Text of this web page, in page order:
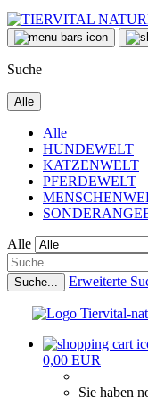
Suche
Alle
Alle
HUNDEWELT
KATZENWELT
PFERDEWELT
Alle
Suche... Erweiterte
0,00 EUR
Sie haben